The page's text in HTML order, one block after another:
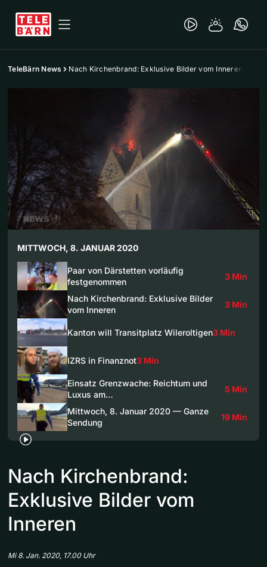
TeleBärn News Nach Kirchenbrand: Exklusive Bilder vom Inneren
MITTWOCH, 8. JANUAR 2020
Paar von Därstetten vorläufig
festgenommen
3 Min
Nach Kirchenbrand: Exklusive Bilder
vom Inneren
3 Min
Kanton will Transitplatz Wileroltigen3 Min
IZRS in Finanznot3 Min
Einsatz Grenzwache: Reichtum und
Luxus am…
5 Min
Mittwoch, 8. Januar 2020 — Ganze
Sendung
19 Min
Nach Kirchenbrand:
Exklusive Bilder vom
Inneren
Mi 8. Jan. 2020, 17.00 Uhr